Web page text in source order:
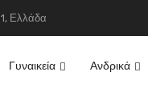
Ελλάδα
Γυναικεία Ανδρικά